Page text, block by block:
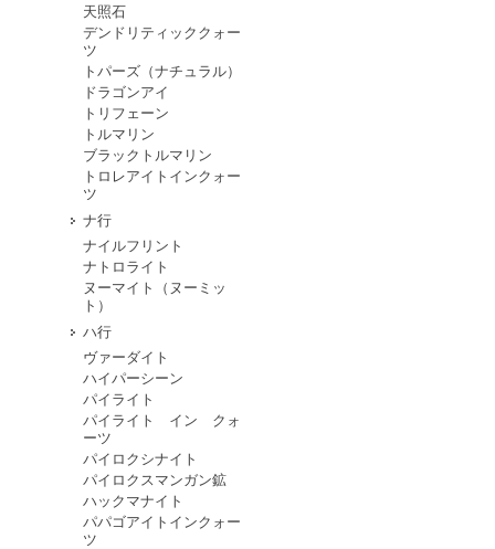
天照石
デンドリティッククォー
ツ
トパーズ（ナチュラル）
ドラゴンアイ
トリフェーン
トルマリン
ブラックトルマリン
トロレアイトインクォー
ツ
ナ行
ナイルフリント
ナトロライト
ヌーマイト（ヌーミッ
ト）
ハ行
ヴァーダイト
ハイパーシーン
パイライト
パイライト イン クォ
ーツ
パイロクシナイト
パイロクスマンガン鉱
ハックマナイト
パパゴアイトインクォー
ツ